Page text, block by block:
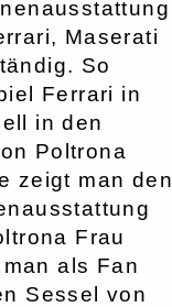
Maserati
So
Ferrari in
in den
Poltrona
zeigt man den
Frau
als Fan
Sessel von